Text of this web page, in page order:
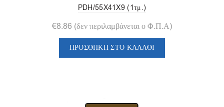
PDH/55X41X9 (1τμ.)
€8.86 (δεν περιλαμβάνεται ο Φ.Π.Α)
ΠΡΟΣΘΉΚΗ ΣΤΟ ΚΑΛΆΘΙ